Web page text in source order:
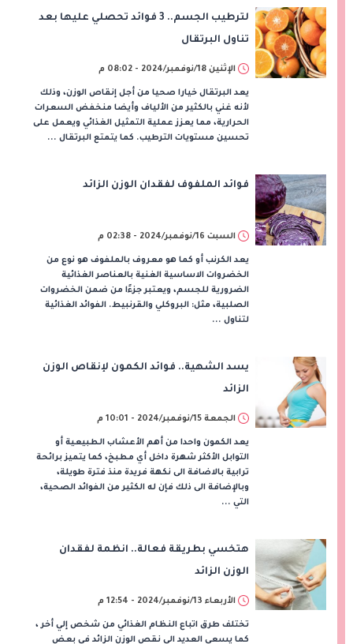
لترطيب الجسم.. 3 فوائد تحصلي عليها بعد
تناول البرتقال
الإثنين 18/نوفمبر/2024 - 08:02 م
يعد البرتقال خيارا صحيا من أجل إنقاص الوزن، وذلك
لأنه غني بالكثير من الألياف وأيضا منخفض السعرات
الحرارية، مما يعزز عملية التمثيل الغذائي ويعمل على
تحسين مستويات الترطيب. كما يتمتع البرتقال ...
فوائد الملفوف لفقدان الوزن الزائد
السبت 16/نوفمبر/2024 - 02:38 م
يعد الكرنب أو كما هو معروف بالملفوف هو نوع من
الخضروات الاساسية الغنية بالعناصر الغذائية
الضرورية للجسم، ويعتبر جزءًا من ضمن الخضروات
الصلبية، مثل: البروكلي والقرنبيط. الفوائد الغذائية
لتناول ...
يسد الشهية.. فوائد الكمون لإنقاص الوزن
الزائد
الجمعة 15/نوفمبر/2024 - 10:01 م
يعد الكمون واحدا من أهم الأعشاب الطبيعية أو
التوابل الأكثر شهرة داخل أي مطبخ، كما يتميز برائحة
ترابية بالاضافة الى نكهة فريدة منذ فترة طويلة،
وبالإضافة الى ذلك فإن له الكثير من الفوائد الصحية،
التي ...
هتخسي بطريقة فعالة.. انظمة لفقدان
الوزن الزائد
الأربعاء 13/نوفمبر/2024 - 12:54 م
تختلف طرق اتباع النظام الغذائي من شخص إلي أخر ،
كما يسعى العديد الى نقص الوزن الزائد في بعض